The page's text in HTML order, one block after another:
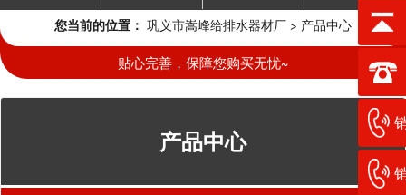
您当前的位置： 巩义市嵩峰给排水器材厂 > 产品中心
贴心完善，保障您购买无忧~
产品中心